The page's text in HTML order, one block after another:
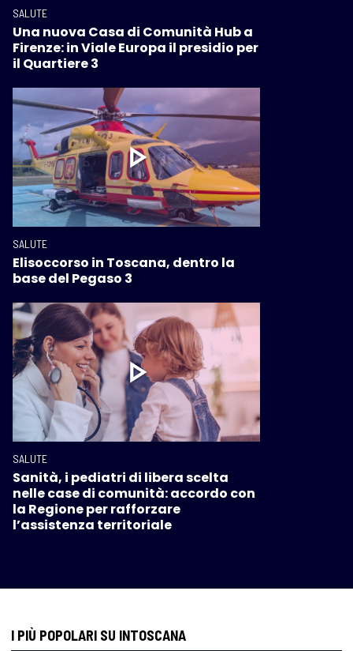
SALUTE
Una nuova Casa di Comunità Hub a
Firenze: in Viale Europa il presidio per
il Quartiere 3
SALUTE
Elisoccorso in Toscana, dentro la
base del Pegaso 3
SALUTE
Sanità, i pediatri di libera scelta
nelle case di comunità: accordo con
la Regione per rafforzare
l’assistenza territoriale
I PIÙ POPOLARI SU INTOSCANA